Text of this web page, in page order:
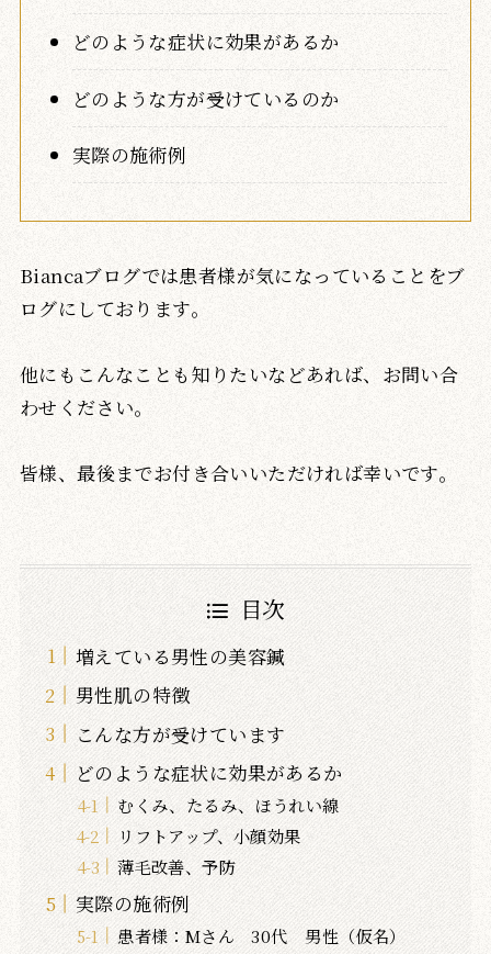
どのような症状に効果があるか
どのような方が受けているのか
実際の施術例
Biancaブログでは患者様が気になっていることをブ
ログにしております。
他にもこんなことも知りたいなどあれば、お問い合
わせください。
皆様、最後までお付き合いいただければ幸いです。
目次
増えている男性の美容鍼
男性肌の特徴
こんな方が受けています
どのような症状に効果があるか
むくみ、たるみ、ほうれい線
リフトアップ、小顔効果
薄毛改善、予防
実際の施術例
患者様：Mさん 30代 男性（仮名）